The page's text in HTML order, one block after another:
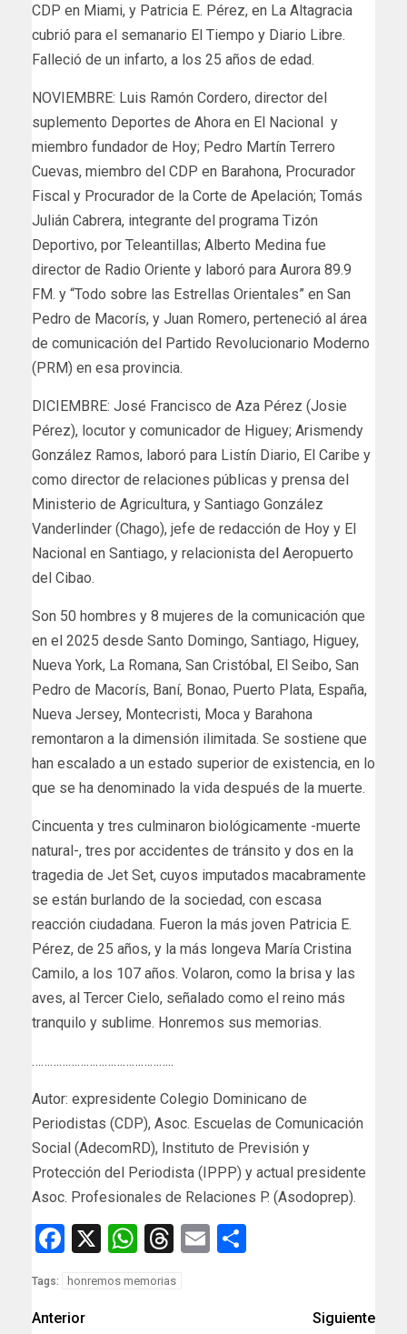
CDP en Miami, y Patricia E. Pérez, en La Altagracia
cubrió para el semanario El Tiempo y Diario Libre.
Falleció de un infarto, a los 25 años de edad.
NOVIEMBRE: Luis Ramón Cordero, director del
suplemento Deportes de Ahora en El Nacional y
miembro fundador de Hoy; Pedro Martín Terrero
Cuevas, miembro del CDP en Barahona, Procurador
Fiscal y Procurador de la Corte de Apelación; Tomás
Julián Cabrera, integrante del programa Tizón
Deportivo, por Teleantillas; Alberto Medina fue
director de Radio Oriente y laboró para Aurora 89.9
FM. y “Todo sobre las Estrellas Orientales” en San
Pedro de Macorís, y Juan Romero, perteneció al área
de comunicación del Partido Revolucionario Moderno
(PRM) en esa provincia.
DICIEMBRE: José Francisco de Aza Pérez (Josie
Pérez), locutor y comunicador de Higuey; Arismendy
González Ramos, laboró para Listín Diario, El Caribe y
como director de relaciones públicas y prensa del
Ministerio de Agricultura, y Santiago González
Vanderlinder (Chago), jefe de redacción de Hoy y El
Nacional en Santiago, y relacionista del Aeropuerto
del Cibao.
Son 50 hombres y 8 mujeres de la comunicación que
en el 2025 desde Santo Domingo, Santiago, Higuey,
Nueva York, La Romana, San Cristóbal, El Seibo, San
Pedro de Macorís, Baní, Bonao, Puerto Plata, España,
Nueva Jersey, Montecristi, Moca y Barahona
remontaron a la dimensión ilimitada. Se sostiene que
han escalado a un estado superior de existencia, en lo
que se ha denominado la vida después de la muerte.
Cincuenta y tres culminaron biológicamente -muerte
natural-, tres por accidentes de tránsito y dos en la
tragedia de Jet Set, cuyos imputados macabramente
se están burlando de la sociedad, con escasa
reacción ciudadana. Fueron la más joven Patricia E.
Pérez, de 25 años, y la más longeva María Cristina
Camilo, a los 107 años. Volaron, como la brisa y las
aves, al Tercer Cielo, señalado como el reino más
tranquilo y sublime. Honremos sus memorias.
………………………………………..
Autor: expresidente Colegio Dominicano de
Periodistas (CDP), Asoc. Escuelas de Comunicación
Social (AdecomRD), Instituto de Previsión y
Protección del Periodista (IPPP) y actual presidente
Asoc. Profesionales de Relaciones P. (Asodoprep).
Facebook
X WhatsApp
Threads
Email
Tags: honremos memorias
Anterior
Siguiente